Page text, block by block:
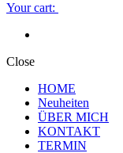
Your cart:
Close
HOME
Neuheiten
ÜBER MICH
KONTAKT
TERMIN